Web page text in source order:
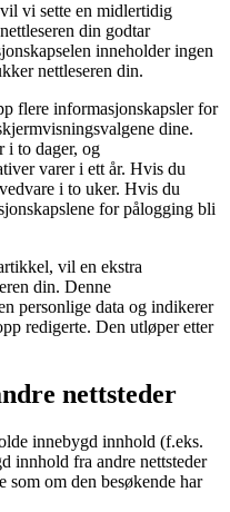
vi sette en midlertidig
din godtar
inneholder ingen
nettleseren din.
flere informasjonskapsler for
dine.
i to dager, og
varer i ett år. Hvis du
i to uker. Hvis du
for pålogging bli
vil en ekstra
din. Denne
personlige data og indikerer
redigerte. Den utløper etter
nettsteder
innebygd innhold (f.eks.
innhold fra andre nettsteder
som om den besøkende har